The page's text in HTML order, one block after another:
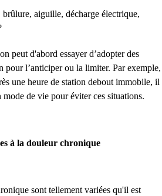
aiguille, décharge électrique,
peut d'abord essayer d’adopter des
pour l’anticiper ou la limiter. Par exemple,
une heure de station debout immobile, il
de vie pour éviter ces situations.
à la douleur chronique
sont tellement variées qu'il est